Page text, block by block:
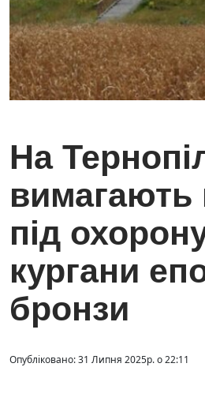
На
вимагають
під
кургани
бронзи
Опубліковано: 31 Липня 2025р. о 22:11